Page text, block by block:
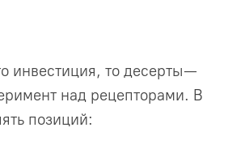
инвестиция, то десерты —
над рецепторами. В
позиций: